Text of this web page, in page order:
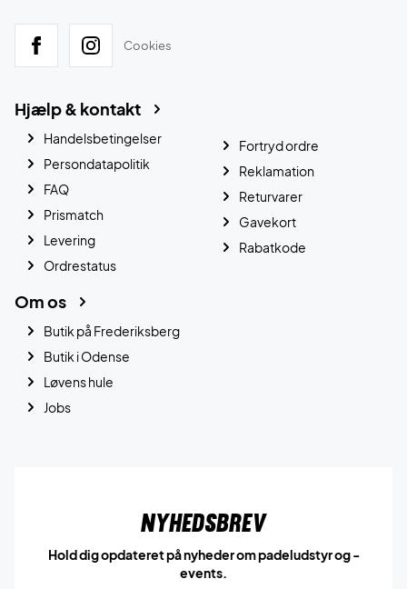
Cookies
Hjælp & kontakt
Handelsbetingelser
Persondatapolitik
FAQ
Prismatch
Levering
Ordrestatus
Fortryd ordre
Reklamation
Returvarer
Gavekort
Rabatkode
Om os
Butik på Frederiksberg
Butik i Odense
Løvens hule
Jobs
Nyhedsbrev
Hold dig opdateret på nyheder om padeludstyr og -
events.